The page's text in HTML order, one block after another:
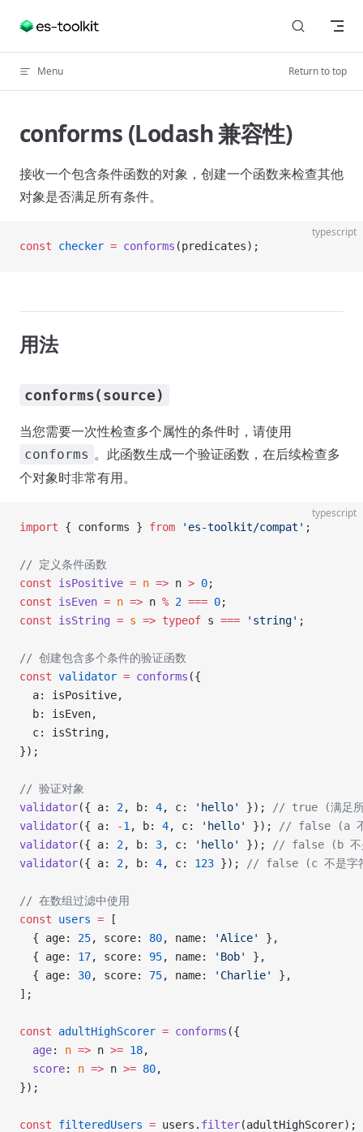
Skip to content
Menu Return to top
conforms (Lodash 兼容性)
接收一个包含条件函数的对象，创建一个函数来检查其他
对象是否满足所有条件。
typescript
const checker = conforms (predicates);
用法
conforms(source)
当您需要一次性检查多个属性的条件时，请使用
conforms 。此函数生成一个验证函数，在后续检查多
个对象时非常有用。
typescript
import { conforms } from 'es-toolkit/compat' ;
// 定义条件函数
const isPositive = n => n > 0;
const isEven = n => n % 2 === 0;
const isString = s => typeof s === 'string' ;
// 创建包含多个条件的验证函数
const validator = conforms ({
  a: isPositive,
  b: isEven,
  c: isString,
});
// 验证对象
validator({ a: 2, b: 4, c: 'hello' });
// true (满足所
validator({ a: -1 , b: 4, c: 'hello' });
// false (a 不
validator({ a: 2, b: 3, c: 'hello' });
// false (b 不
validator({ a: 2, b: 4, c: 123 }); // false (c 不是字
// 在数组过滤中使用
const users = [
  { age:
25, score: 80, name: 'Alice'
},
  { age:
17, score: 95, name: 'Bob'
},
  { age:
30, score: 75, name: 'Charlie'
},
];
const adultHighScorer = conforms ({
  age
: n => n >= 18,
  score
: n => n >= 80,
});
const filteredUsers = users. filter(adultHighScorer);